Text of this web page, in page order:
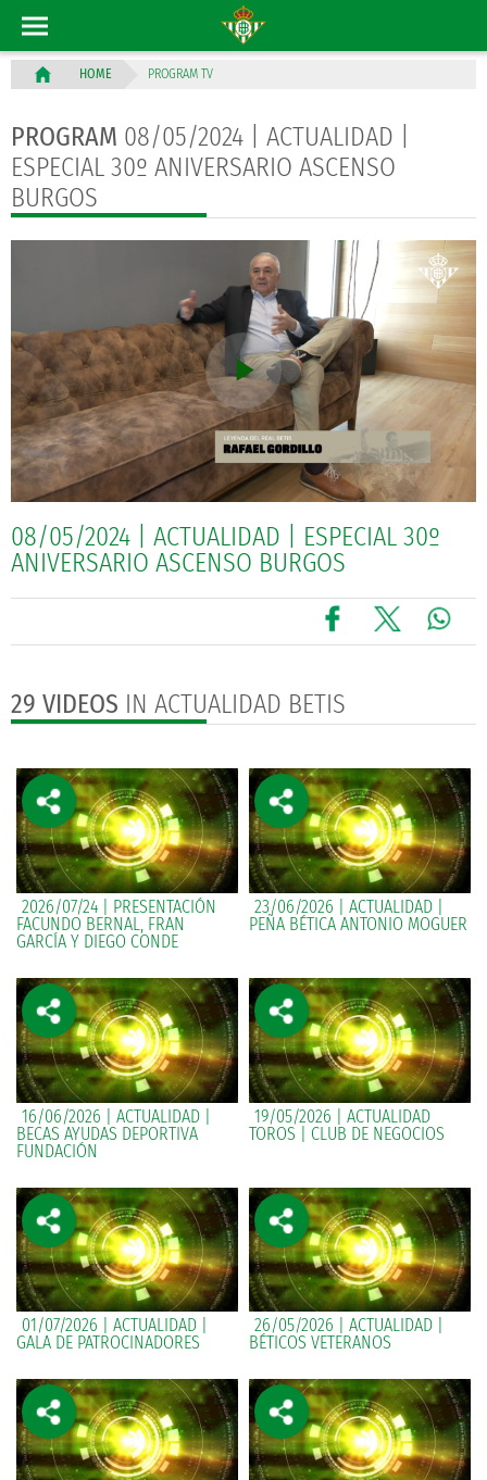
HOME PROGRAM TV
PROGRAM 08/05/2024 | ACTUALIDAD |
ESPECIAL 30º ANIVERSARIO ASCENSO
BURGOS
08/05/2024 | ACTUALIDAD | ESPECIAL 30º
ANIVERSARIO ASCENSO BURGOS
29 VIDEOS IN ACTUALIDAD BETIS
2026/07/24 | PRESENTACIÓN
FACUNDO BERNAL, FRAN
GARCÍA Y DIEGO CONDE
23/06/2026 | ACTUALIDAD |
PEÑA BÉTICA ANTONIO MOGUER
16/06/2026 | ACTUALIDAD |
BECAS AYUDAS DEPORTIVA
FUNDACIÓN
19/05/2026 | ACTUALIDAD
TOROS | CLUB DE NEGOCIOS
01/07/2026 | ACTUALIDAD |
GALA DE PATROCINADORES
26/05/2026 | ACTUALIDAD |
BÉTICOS VETERANOS